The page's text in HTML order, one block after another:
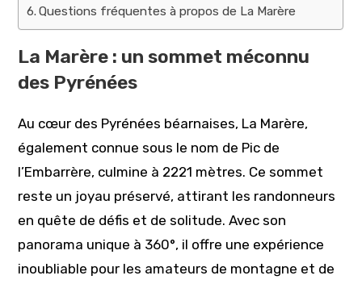
Questions fréquentes à propos de La Marère
La Marère : un sommet méconnu
des Pyrénées
Au cœur des Pyrénées béarnaises, La Marère,
également connue sous le nom de Pic de
l’Embarrère, culmine à 2221 mètres. Ce sommet
reste un joyau préservé, attirant les randonneurs
en quête de défis et de solitude. Avec son
panorama unique à 360°, il offre une expérience
inoubliable pour les amateurs de montagne et de